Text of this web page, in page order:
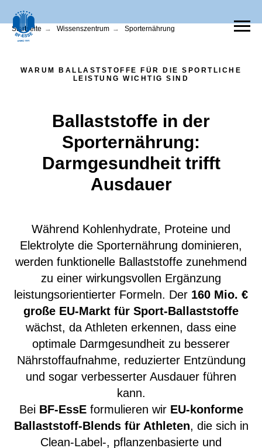
Startseite → Wissenszentrum → Sporternährung
WARUM BALLASTSTOFFE FÜR DIE SPORTLICHE
LEISTUNG WICHTIG SIND
Ballaststoffe in der
Sporternährung:
Darmgesundheit trifft
Ausdauer
Während Kohlenhydrate, Proteine und
Elektrolyte die Sporternährung dominieren,
werden funktionelle Ballaststoffe zunehmend
zu einer wirkungsvollen Ergänzung
leistungsorientierter Formeln. Der 160 Mio. €
große EU-Markt für Sport-Ballaststoffe
wächst, da Athleten erkennen, dass eine
optimale Darmgesundheit zu besserer
Nährstoffaufnahme, reduzierter Entzündung
und sogar verbesserter Ausdauer führen
kann.
Bei BF-EssEformulieren wir EU-konforme
Ballaststoff-Blends für Athleten, die sich in
Clean-Label-, pflanzenbasierte und